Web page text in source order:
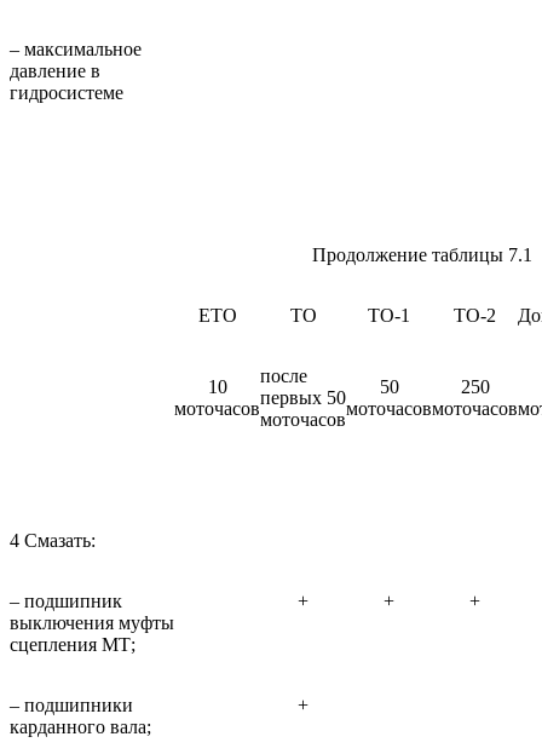
– максимальное
давление в
гидросистеме
Продолжение таблицы 7.1
ЕТО ТО ТО-1 ТО-2
10
моточасов
после
первых 50
моточасов
50
моточасов
250
моточасов
4 Смазать:
– подшипник
выключения муфты
сцепления МТ;
+ + +
– подшипники
карданного вала;
+